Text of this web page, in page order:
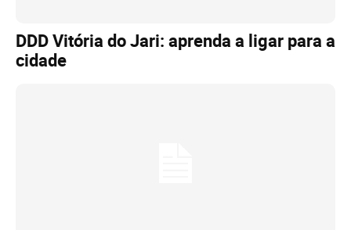
DDD Vitória do Jari: aprenda a ligar para a
cidade